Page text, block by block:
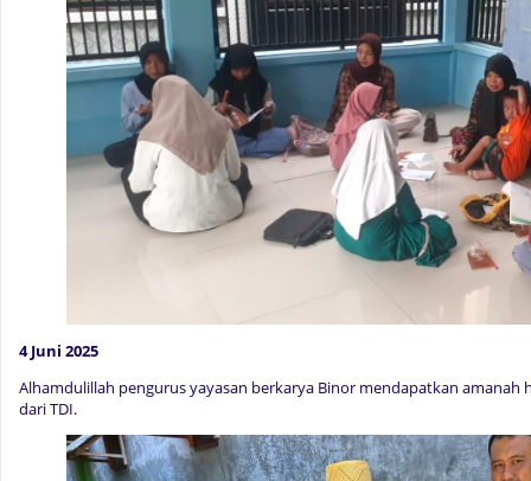
4 Juni 2025
Alhamdulillah pengurus yayasan berkarya Binor mendapatkan amanah
dari TDI.